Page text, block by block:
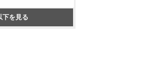
下を見る